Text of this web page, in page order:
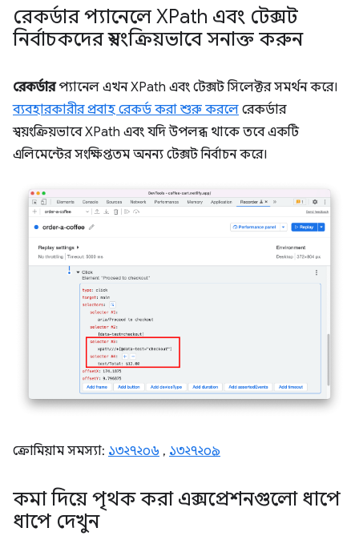
রেকর্ডার প্যানেলে XPath এবং টেক্সট
নির্বাচকদের স্বয়ংক্রিয়ভাবে সনাক্ত করুন
রেকর্ডারপ্যানেল এখন XPath এবং টেক্সট সিলেক্টর সমর্থন করে।
ব্যবহারকারীর প্রবাহ রেকর্ড করা শুরু করলে রেকর্ডার
স্বয়ংক্রিয়ভাবে XPath এবং যদি উপলব্ধ থাকে তবে একটি
এলিমেন্টের সংক্ষিপ্ততম অনন্য টেক্সট নির্বাচন করে।
ক্রোমিয়াম সমস্যা: ১৩২৭২০৬ , ১৩২৭২০৯
কমা দিয়ে পৃথক করা এক্সপ্রেশনগুলো ধাপে
ধাপে দেখুন